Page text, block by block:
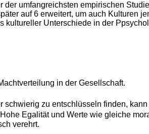
umfangreichsten empirischen
auf 6 erweitert, um auch Kulturen
Unterschiede in der
in der Gesellschaft.
zu entschlüsseln finden,
Egalität und Werte wie gleiche
verehrt.